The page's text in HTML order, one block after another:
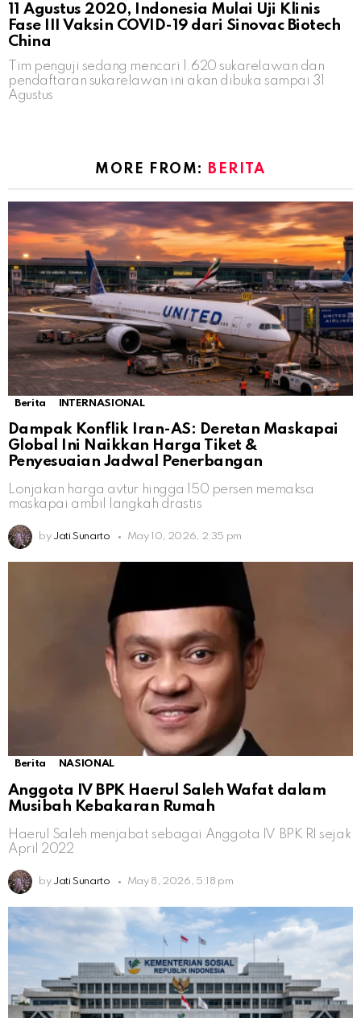
11 Agustus 2020, Indonesia Mulai Uji Klinis
Fase III Vaksin COVID-19 dari Sinovac Biotech
China
Tim penguji sedang mencari 1.620 sukarelawan dan
pendaftaran sukarelawan ini akan dibuka sampai 31
Agustus
MORE FROM: BERITA
Berita INTERNASIONAL
Dampak Konflik Iran-AS: Deretan Maskapai
Global Ini Naikkan Harga Tiket &
Penyesuaian Jadwal Penerbangan
Lonjakan harga avtur hingga 150 persen memaksa
maskapai ambil langkah drastis
by Jati Sunarto May 10, 2026, 2:35 pm
Berita NASIONAL
Anggota IV BPK Haerul Saleh Wafat dalam
Musibah Kebakaran Rumah
Haerul Saleh menjabat sebagai Anggota IV BPK RI sejak
April 2022
by Jati Sunarto May 8, 2026, 5:18 pm